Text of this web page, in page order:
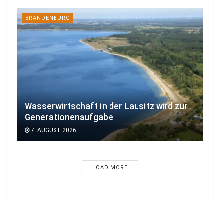
BRANDENBURG
Wasserwirtschaft in der Lausitz wird zur
Generationenaufgabe
7. AUGUST 2026
LOAD MORE